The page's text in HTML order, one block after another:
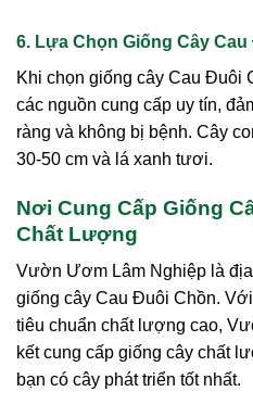
6. Lựa Chọn Giống Cây
Khi chọn giống cây Cau Đuôi
các nguồn cung cấp uy tín,
ràng và không bị bệnh. Cây
30-50 cm và lá xanh tươi.
Nơi Cung Cấp Giống
Chất Lượng
Vườn Ươm Lâm Nghiệp là
giống cây Cau Đuôi Chồn.
tiêu chuẩn chất lượng cao,
kết cung cấp giống cây chất
bạn có cây phát triển tốt nhất.